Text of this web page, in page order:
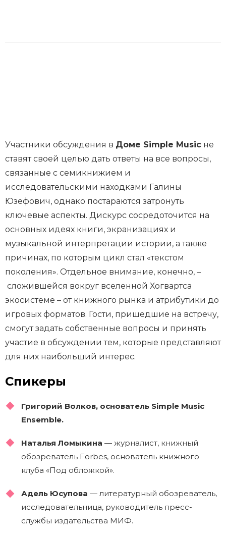
Участники обсуждения в Доме Simple Music не
ставят своей целью дать ответы на все вопросы,
связанные с семикнижием и
исследовательскими находками Галины
Юзефович, однако постараются затронуть
ключевые аспекты. Дискурс сосредоточится на
основных идеях книги, экранизациях и
музыкальной интерпретации истории, а также
причинах, по которым цикл стал «текстом
поколения». Отдельное внимание, конечно, –
сложившейся вокруг вселенной Хогвартса
экосистеме – от книжного рынка и атрибутики до
игровых форматов. Гости, пришедшие на встречу,
смогут задать собственные вопросы и принять
участие в обсуждении тем, которые представляют
для них наибольший интерес.
Спикеры
Григорий Волков, основатель Simple Music
Ensemble.
Наталья Ломыкина — журналист, книжный
обозреватель Forbes, основатель книжного
клуба «Под обложкой».
Адель Юсупова — литературный обозреватель,
исследовательница, руководитель пресс-
службы издательства МИФ.